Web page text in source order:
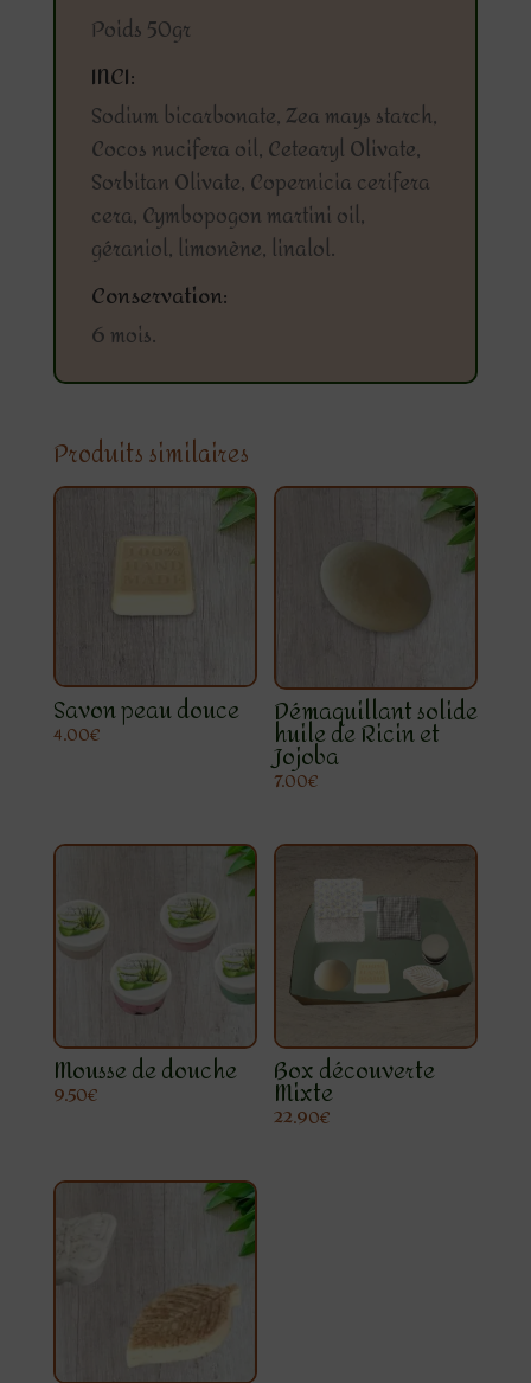
Poids 50gr
INCI:
Sodium bicarbonate, Zea mays starch,
Cocos nucifera oil, Cetearyl Olivate,
Sorbitan Olivate, Copernicia cerifera
cera, Cymbopogon martini oil,
géraniol, limonène, linalol.
Conservation:
6 mois.
Produits similaires
Savon peau douce
4.00€
Démaquillant solide
huile de Ricin et
Jojoba
7.00€
Mousse de douche
9.50€
Box découverte
Mixte
22.90€